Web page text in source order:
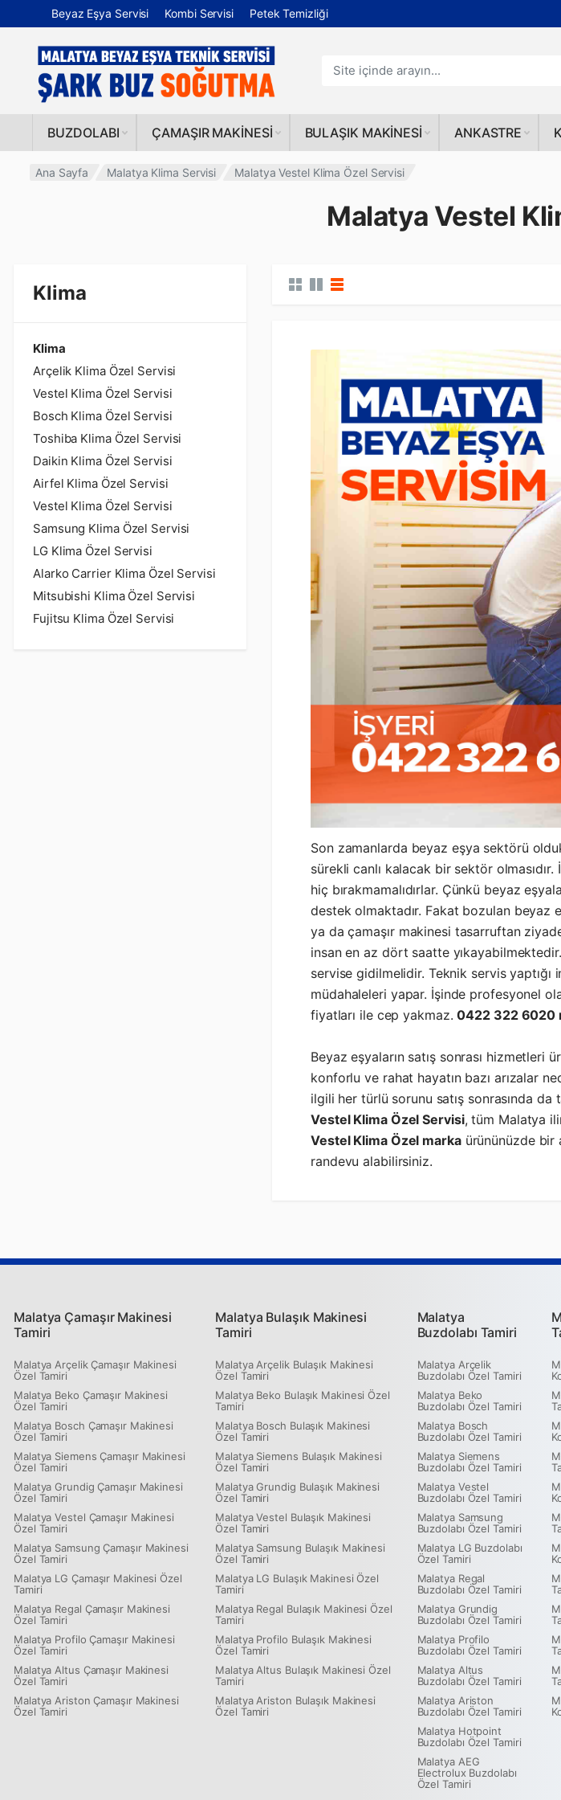
Beyaz Eşya Servisi Kombi Servisi Petek Temizliği
BUZDOLABI ÇAMAŞIR MAKINESI BULAŞIK MAKINESI ANKASTRE
Ana Sayfa Malatya Klima Servisi Malatya Vestel Klima Özel Servisi
Malatya Vestel
Klima
Klima
Arçelik Klima Özel Servisi
Vestel Klima Özel Servisi
Bosch Klima Özel Servisi
Toshiba Klima Özel Servisi
Daikin Klima Özel Servisi
Airfel Klima Özel Servisi
Vestel Klima Özel Servisi
Samsung Klima Özel Servisi
LG Klima Özel Servisi
Alarko Carrier Klima Özel Servisi
Mitsubishi Klima Özel Servisi
Fujitsu Klima Özel Servisi
Son zamanlarda beyaz eşya sektörü
sürekli canlı kalacak bir sektör
hiç bırakmamalıdırlar. Çünkü beyaz
destek olmaktadır. Fakat bozulan beyaz
ya da çamaşır makinesi tasarruftan
insan en az dört saatte
servise gidilmelidir. Teknik servis yaptığı
müdahaleleri yapar. İşinde profesyonel
fiyatları ile cep yakmaz.0422 322 6020
Beyaz eşyaların satış sonrası hizmetleri
konforlu ve rahat hayatın bazı arızalar
ilgili her türlü sorunu satış sonrasında da
Vestel Klima Özel Servisi, tüm Malatya
Vestel Klima Özel markaürününüzde bir
randevu alabilirsiniz.
Malatya Çamaşır Makinesi
Tamiri
Malatya Arçelik Çamaşır Makinesi
Özel Tamiri
Malatya Beko Çamaşır Makinesi
Özel Tamiri
Malatya Bosch Çamaşır Makinesi
Özel Tamiri
Malatya Siemens Çamaşır Makinesi
Özel Tamiri
Malatya Grundig Çamaşır Makinesi
Özel Tamiri
Malatya Vestel Çamaşır Makinesi
Özel Tamiri
Malatya Samsung Çamaşır Makinesi
Özel Tamiri
Malatya LG Çamaşır Makinesi Özel
Tamiri
Malatya Regal Çamaşır Makinesi
Özel Tamiri
Malatya Profilo Çamaşır Makinesi
Özel Tamiri
Malatya Altus Çamaşır Makinesi
Özel Tamiri
Malatya Ariston Çamaşır Makinesi
Özel Tamiri
Malatya Bulaşık Makinesi
Tamiri
Malatya Arçelik Bulaşık Makinesi
Özel Tamiri
Malatya Beko Bulaşık Makinesi Özel
Tamiri
Malatya Bosch Bulaşık Makinesi
Özel Tamiri
Malatya Siemens Bulaşık Makinesi
Özel Tamiri
Malatya Grundig Bulaşık Makinesi
Özel Tamiri
Malatya Vestel Bulaşık Makinesi
Özel Tamiri
Malatya Samsung Bulaşık Makinesi
Özel Tamiri
Malatya LG Bulaşık Makinesi Özel
Tamiri
Malatya Regal Bulaşık Makinesi Özel
Tamiri
Malatya Profilo Bulaşık Makinesi
Özel Tamiri
Malatya Altus Bulaşık Makinesi Özel
Tamiri
Malatya Ariston Bulaşık Makinesi
Özel Tamiri
Malatya
Buzdolabı Tamiri
Malatya Arçelik
Buzdolabı Özel Tamiri
Malatya Beko
Buzdolabı Özel Tamiri
Malatya Bosch
Buzdolabı Özel Tamiri
Malatya Siemens
Buzdolabı Özel Tamiri
Malatya Vestel
Buzdolabı Özel Tamiri
Malatya Samsung
Buzdolabı Özel Tamiri
Malatya LG Buzdolabı
Özel Tamiri
Malatya Regal
Buzdolabı Özel Tamiri
Malatya Grundig
Buzdolabı Özel Tamiri
Malatya Profilo
Buzdolabı Özel Tamiri
Malatya Altus
Buzdolabı Özel Tamiri
Malatya Ariston
Buzdolabı Özel Tamiri
Malatya Hotpoint
Buzdolabı Özel Tamiri
Malatya AEG
Electrolux Buzdolabı
Özel Tamiri